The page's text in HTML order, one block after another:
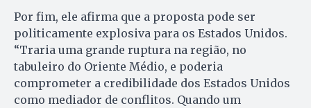
Por fim, ele afirma que a proposta pode ser
politicamente explosiva para os Estados Unidos.
“Traria uma grande ruptura na região, no
tabuleiro do Oriente Médio, e poderia
comprometer a credibilidade dos Estados Unidos
como mediador de conflitos. Quando um